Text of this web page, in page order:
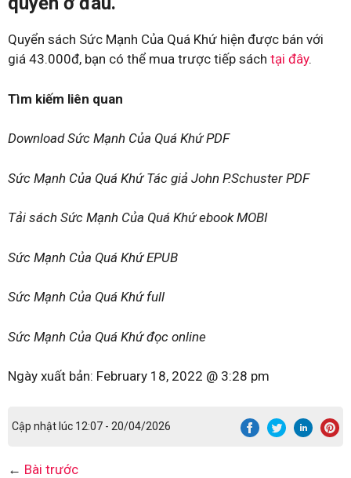
Quyển sách Sức Mạnh Của Quá Khứ hiện được bán với
giá 43.000đ, bạn có thể mua trược tiếp sách tại đây.
Tìm kiếm liên quan
Download Sức Mạnh Của Quá Khứ PDF
Sức Mạnh Của Quá Khứ Tác giả John P.Schuster PDF
Tải sách Sức Mạnh Của Quá Khứ ebook MOBI
Sức Mạnh Của Quá Khứ EPUB
Sức Mạnh Của Quá Khứ full
Sức Mạnh Của Quá Khứ đọc online
Ngày xuất bản: February 18, 2022 @ 3:28 pm
Cập nhật lúc 12:07 - 20/04/2026
← Bài trước